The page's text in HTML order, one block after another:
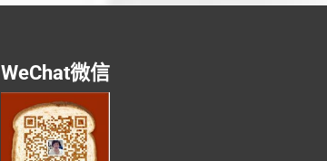
WeChat微信